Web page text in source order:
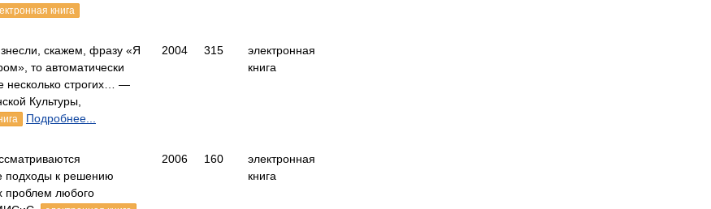
книга
скажем, фразу «Я
то автоматически
несколько строгих… —
Культуры,
Подробнее...
2004 315
электронная
книга
подходы к решению
проблем любого
2006 160
электронная
книга